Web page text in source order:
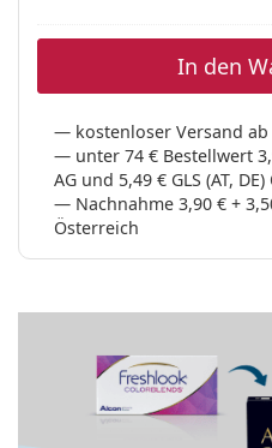
In den
kostenloser Versand
unter 74 € Bestellwert
AG und 5,49 € GLS (AT,
Nachnahme 3,90 € +
Österreich